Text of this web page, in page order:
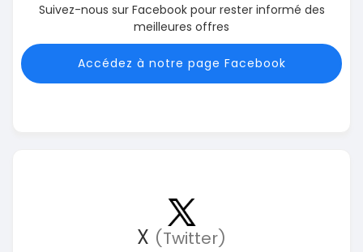
Suivez-nous sur Facebook pour rester informé des
meilleures offres
Accédez à notre page Facebook
X (Twitter)